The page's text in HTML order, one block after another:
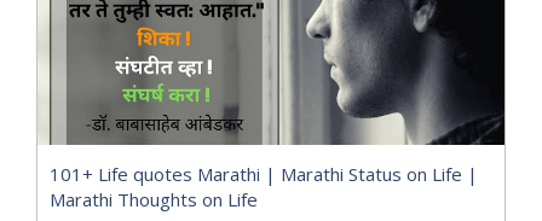
101+ Life quotes Marathi | Marathi Status on Life |
Marathi Thoughts on Life